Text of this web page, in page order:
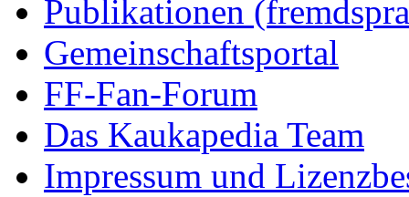
Publikationen
Gemeinschaftsportal
FF-Fan-Forum
Das Kaukapedia Team
Impressum und